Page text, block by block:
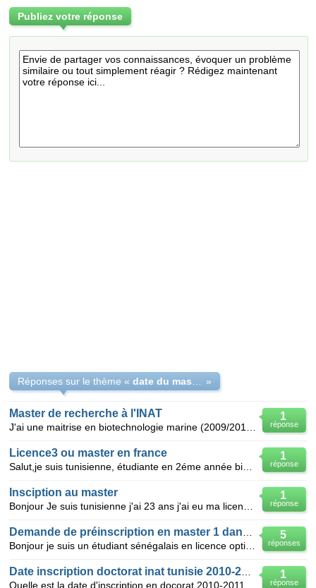
Publiez votre réponse
Réponses sur le thème « »
1
réponse
Master de recherche à l'INAT
1
réponse
Licence3 ou master en france
1
réponse
Insciption au master
5
réponses
1
réponse